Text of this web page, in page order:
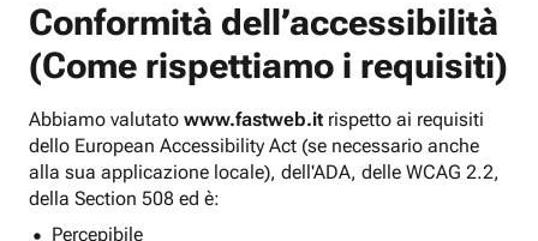
Conformità dell’accessibilità
(Come rispettiamo i requisiti)
Abbiamo valutato www.fastweb.it rispetto ai requisiti
dello European Accessibility Act (se necessario anche
alla sua applicazione locale), dell'ADA, delle WCAG 2.2,
della Section 508 ed è:
Percepibile